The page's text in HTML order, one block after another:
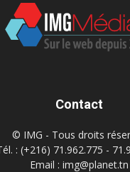
Contact
© IMG - Tous droits
: (+216) 71.962.775 -
Email : img@planet.tn